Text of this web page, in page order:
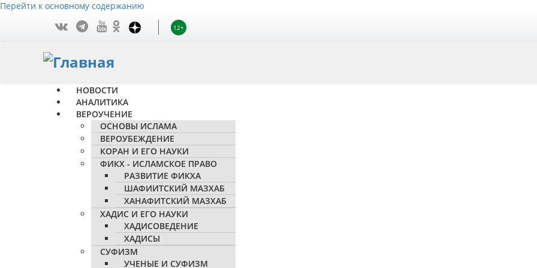
Перейти к основному содержанию
12+
НОВОСТИ
АНАЛИТИКА
ВЕРОУЧЕНИЕ
ОСНОВЫ ИСЛАМА
ВЕРОУБЕЖДЕНИЕ
КОРАН И ЕГО НАУКИ
ФИКХ - ИСЛАМСКОЕ ПРАВО
РАЗВИТИЕ ФИКХА
ШАФИИТСКИЙ МАЗХАБ
ХАНАФИТСКИЙ МАЗХАБ
ХАДИС И ЕГО НАУКИ
ХАДИСОВЕДЕНИЕ
ХАДИСЫ
СУФИЗМ
УЧЕНЫЕ И СУФИЗМ